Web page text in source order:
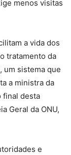
menos visitas
a vida dos
tratamento da
um sistema que
a ministra da
final desta
Geral da ONU,
e